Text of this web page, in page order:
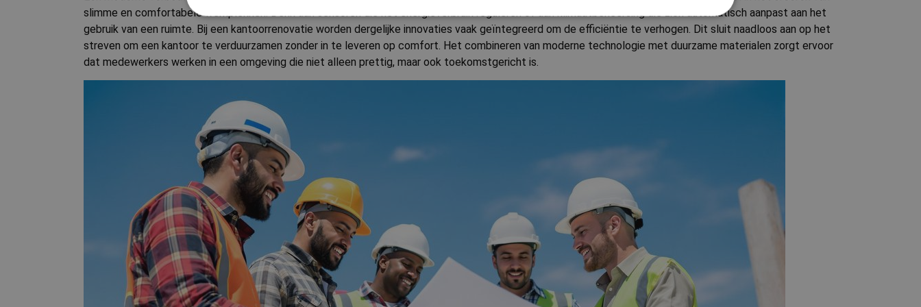
slimme en comfortabele werkplekken. Denk aan sensoren die het energieverbruik reguleren of aan klimaatbeheersing die zich automatisch aanpast aan het
gebruik van een ruimte. Bij een kantoorrenovatie worden dergelijke innovaties vaak geïntegreerd om de efficiëntie te verhogen. Dit sluit naadloos aan op het
streven om een kantoor te verduurzamen zonder in te leveren op comfort. Het combineren van moderne technologie met duurzame materialen zorgt ervoor
dat medewerkers werken in een omgeving die niet alleen prettig, maar ook toekomstgericht is.
Strikt noodzakelijk Prestatie Targeting Functioneel Niet-geclassificeerd
Strikt noodzakelijke cookies maken de kernfunctionaliteiten van de website mogelijk, zoals gebruikersaanmelding en
accountbeheer. De website kan niet goed worden gebruikt zonder de strikt noodzakelijke cookies.
Naam
countryCode
leveren en de gebruikerservaring te verbeteren.
CookieScriptConsent
bauwerken.nl
service om de cookievoorkeuren van bezoekers te
onthouden. De cookie-banner van Cookie-Script.com is
noodzakelijk om correct te werken.
VISITOR_PRIVACY_METADATA
YouTube
.youtube.com
Deze cookie wordt gebruikt om de toestemming van de
gebruiker en privacykeuzes voor hun interactie met de site
op te slaan. Het registreert gegevens over de toestemming
van de bezoeker met betrekking tot verschillende
privacybeleid en instellingen, zodat hun voorkeuren
worden gerespecteerd in toekomstige sessies.
Google Privacy Policy